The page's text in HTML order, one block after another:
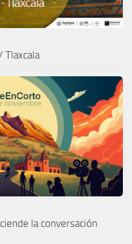
Tlaxcala
la conversación